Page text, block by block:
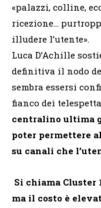
«palazzi, colline,
ricezione…
illudere l’utente».
Luca D’Achille
definitiva il nodo
sembra essersi
fianco dei
centralino ultima
poter permettere
su canali che
Si chiama Cluster
ma il costo è